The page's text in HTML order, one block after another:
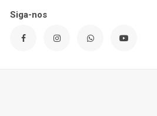
Siga-nos